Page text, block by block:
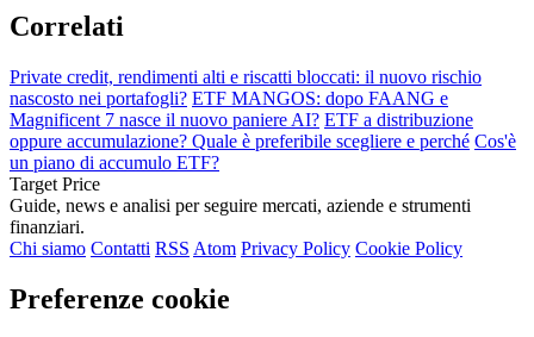
Correlati
Private credit, rendimenti alti e riscatti bloccati: il nuovo rischio
nascosto nei portafogli? ETF MANGOS: dopo FAANG e
Magnificent 7 nasce il nuovo paniere AI? ETF a distribuzione
oppure accumulazione? Quale è preferibile scegliere e perché Cos'è
un piano di accumulo ETF?
Target Price
Guide, news e analisi per seguire mercati, aziende e strumenti
finanziari.
Chi siamo Contatti RSS Atom Privacy Policy Cookie Policy
Preferenze cookie